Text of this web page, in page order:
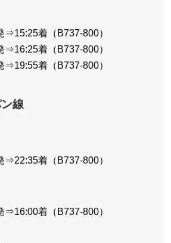
着（B737-800）
着（B737-800）
着（B737-800）
線
着（B737-800）
着（B737-800）